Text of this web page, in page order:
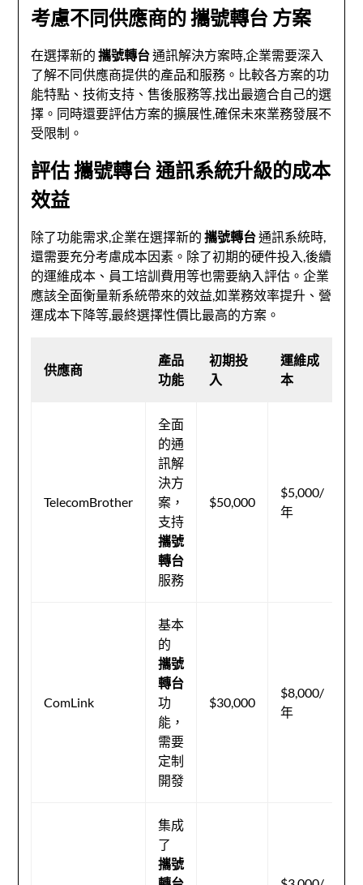
考慮不同供應商的攜號轉台 方案
在選擇新的攜號轉台通訊解決方案時,企業需要深入
了解不同供應商提供的產品和服務。比較各方案的功
能特點、技術支持、售後服務等,找出最適合自己的選
擇。同時還要評估方案的擴展性,確保未來業務發展不
受限制。
評估攜號轉台通訊系統升級的成本
效益
除了功能需求,企業在選擇新的攜號轉台通訊系統時,
還需要充分考慮成本因素。除了初期的硬件投入,後續
的運維成本、員工培訓費用等也需要納入評估。企業
應該全面衡量新系統帶來的效益,如業務效率提升、營
運成本下降等,最終選擇性價比最高的方案。
供應商
產品
功能
初期投
入
運維成
本
TelecomBrother
全面
的通
訊解
決方
案，
支持
攜號
轉台
服務
$50,000
$5,000/
年
ComLink
基本
的
攜號
轉台
功
能，
需要
定制
開發
$30,000
$8,000/
年
集成
了
攜號